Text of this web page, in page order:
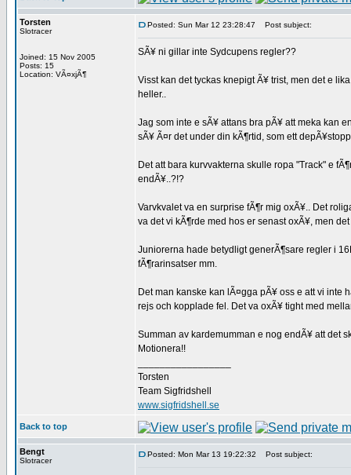
Torsten
Slotracer
Joined: 15 Nov 2005
Posts: 15
Location: VÃ¤xjÃ¶
Posted: Sun Mar 12 23:28:47 Post subject:
SÃ¥ ni gillar inte Sydcupens regler??
Visst kan det tyckas knepigt Ã¥ trist, men det e
heller..
Jag som inte e sÃ¥ attans bra pÃ¥ att meka kan
sÃ¥ Ã¤r det under din kÃ¶rtid, som ett
Det att bara kurvvakterna skulle ropa "Track" e
endÃ¥..?!?
Varvkvalet va en surprise fÃ¶r mig oxÃ¥.. Det
va det vi kÃ¶rde med hos er senast oxÃ¥, men
Juniorerna hade betydligt generÃ¶sare regler i
fÃ¶rarinsatser mm.
Det man kanske kan lÃ¤gga pÃ¥ oss e att vi inte
rejs och kopplade fel. Det va oxÃ¥ tight med
Summan av kardemumman e nog endÃ¥ att det
Motionera!!
Torsten
Team Sigfridshell
www.sigfridshell.se
Back to top
Bengt
Slotracer
Posted: Mon Mar 13 19:22:32 Post subject: